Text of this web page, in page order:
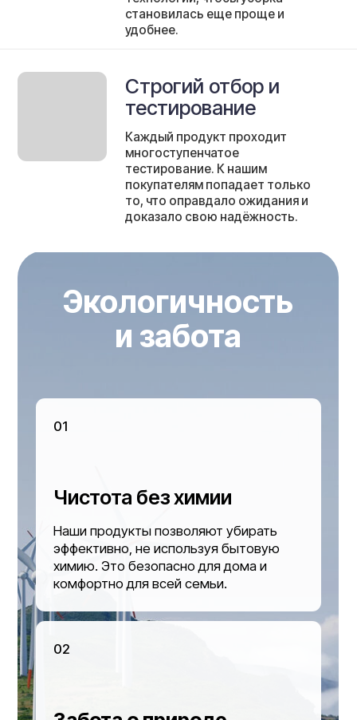
Мы осознанно выбираем материалы и
технологии, которые помогают
Помощь тем, кто
С каждой покупки часть средств
благотворительные фонды.Мы
Мы на маркетплейсах
Официальные магазины Белый Кот на Wildberries,
Возврат
Гарантии
О нас
Контакты